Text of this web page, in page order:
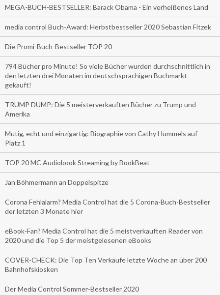
MEGA-BUCH-BESTSELLER: Barack Obama - Ein verheißenes Land
media control Buch-Award: Herbstbestseller 2020 Sebastian Fitzek
Die Promi-Buch-Bestseller TOP 20
794 Bücher pro Minute! So viele Bücher wurden durchschnittlich in
den letzten drei Monaten im deutschsprachigen Buchmarkt
gekauft!
TRUMP DUMP: Die 5 meisterverkauften Bücher zu Trump und
Amerika
Mutig, echt und einzigartig: Biographie von Cathy Hummels auf
Platz 1
TOP 20 MC Audiobook Streaming by BookBeat
Jan Böhmermann an Doppelspitze
Corona Fehlalarm? Media Control hat die 5 Corona-Buch-Bestseller
der letzten 3 Monate hier
eBook-Fan? Media Control hat die 5 meistverkauften Reader von
2020 und die Top 5 der meistgelesenen eBooks
COVER-CHECK: Die Top Ten Verkäufe letzte Woche an über 200
Bahnhofskiosken
Der Media Control Sommer-Bestseller 2020